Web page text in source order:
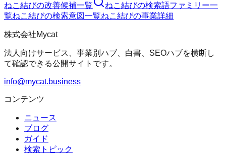
ねこ結びの改善候補一覧 ねこ結びの検索語ファミリー一
覧ねこ結びの検索意図一覧ねこ結びの事業詳細
株式会社Mycat
法人向けサービス、事業別ハブ、白書、SEOハブを横断し
て確認できる公開サイトです。
info@mycat.business
コンテンツ
ニュース
ブログ
ガイド
検索トピック